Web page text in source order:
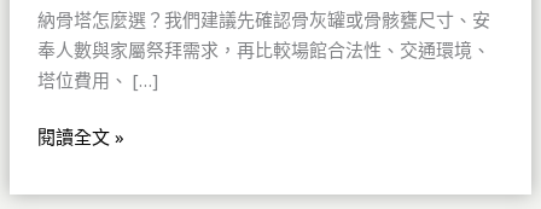
納骨塔怎麼選？我們建議先確認骨灰罐或骨骸甕尺寸、安
奉人數與家屬祭拜需求，再比較場館合法性、交通環境、
塔位費用、 […]
塔
流
程
次
懂
閱讀全文 »